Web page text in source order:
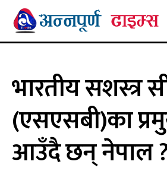
भारतीय सशस्त्र
(एसएसबी)का
आउँदै छन् नेपाल